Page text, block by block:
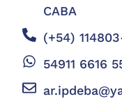
CABA
(+54)
54911 6616